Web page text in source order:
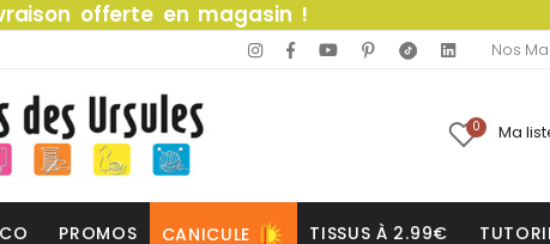
offerte en magasin !
Nos
0 Ma
PROMOS CANICULE TISSUS À 2.99€